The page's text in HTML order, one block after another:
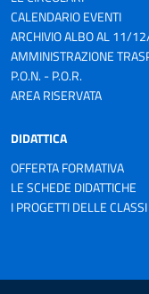
CALENDARIO EVENTI
ARCHIVIO ALBO AL 11/
AMMINISTRAZIONE
P.O.N. - P.O.R.
AREA RISERVATA
DIDATTICA
OFFERTA FORMATIVA
LE SCHEDE DIDATTICHE
I PROGETTI DELLE CLASSI